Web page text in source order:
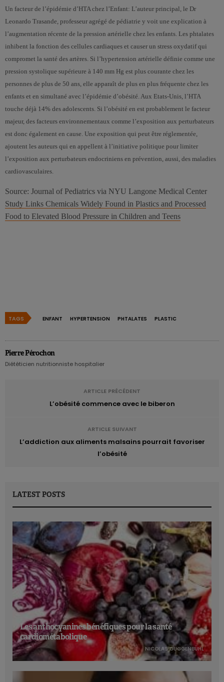
Un facteur de l’épidémie d’HTA chez l’Enfant: L’auteur principal, le Dr
Leonardo Trasande, professeur agrégé de pédiatrie y voit une explication à
l’augmentation récente de la pression artérielle chez les enfants. Les phtalates
inhibent la fonction des cellules cardiaques et causer un stress oxydatif qui
compromet la santé des artères. Si l’hypertension artérielle définie comme une
pression systolique supérieure à 140 mm Hg est plus courante chez les
personnes de plus de 50 ans, elle apparaît de plus en plus fréquente chez les
enfants et en simultané avec l’épidémie d’obésité. Aux Etats-Unis, l’HTA
touche déjà 14% des adolescents. Si l’obésité en est probablement le facteur
majeur, des facteurs environnementaux comme l’exposition aux perturbateurs
est donc également en cause. Une exposition qui peut être réglementée,
ajoutent les auteurs qui en appellent à l’initiative politique pour limiter
l’exposition aux perturbateurs endocriniens en prévention, aussi, des maladies
cardiovasculaires.
Source: Journal of Pediatrics via NYU Langone Medical Center
Study Links Chemicals Widely Found in Plastics and Processed
Food to Elevated Blood Pressure in Children and Teens
TAGS ENFANT HYPERTENSION PHTALATES PLASTIC
Pierre Pérochon
Diététicien nutritionniste hospitalier
ARTICLE PRÉCÉDENT
L’obésité commence avec le biberon
ARTICLE SUIVANT
L’addiction aux aliments malsains pourrait favoriser
l’obésité
LATEST POSTS
Les anthocyanines bénéfiques pour la santé
cardiométabolique
NICOLAS GUGGENBÜHL